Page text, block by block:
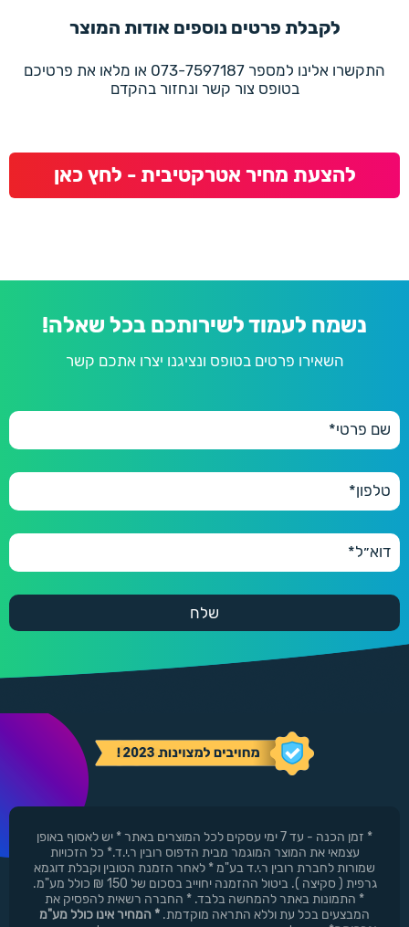
לקבלת פרטים נוספים אודות המוצר
התקשרו אלינו למספר 073-7597187 או מלאו את פרטיכם
בטופס צור קשר ונחזור בהקדם
להצעת מחיר אטרקטיבית - לחץ כאן
נשמח לעמוד לשירותכם בכל שאלה!
השאירו פרטים בטופס ונציגנו יצרו אתכם קשר
* זמן הכנה - עד 7 ימי עסקים לכל המוצרים באתר * יש לאסוף באופן
עצמאי את המוצר המוגמר מבית הדפוס רובין ר.י.ד.* כל הזכויות
שמורות לחברת רובין ר.י.ד בע"מ * לאחר הזמנת הטובין וקבלת דוגמא
גרפית ( סקיצה ). ביטול ההזמנה יחוייב בסכום של 150 ₪ כולל מע"מ.
* התמונות באתר להמחשה בלבד. * החברה רשאית להפסיק את
המבצעים בכל עת וללא התראה מוקדמת. * המחיר אינו כולל מע"מ